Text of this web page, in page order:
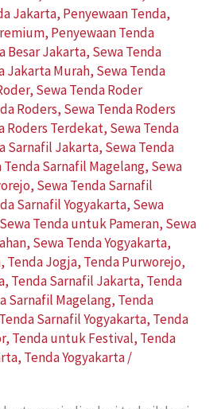
Jakarta, Penyewaan Tenda,
, Penyewaan Tenda
Besar Jakarta, Sewa Tenda
Jakarta Murah, Sewa Tenda
, Sewa Tenda Roder
Roders, Sewa Tenda Roders
Roders Terdekat, Sewa Tenda
Sarnafil Jakarta, Sewa Tenda
Tenda Sarnafil Magelang, Sewa
, Sewa Tenda Sarnafil
Sarnafil Yogyakarta, Sewa
Sewa Tenda untuk Pameran, Sewa
, Sewa Tenda Yogyakarta,
, Tenda Jogja, Tenda Purworejo,
, Tenda Sarnafil Jakarta, Tenda
Sarnafil Magelang, Tenda
Tenda Sarnafil Yogyakarta, Tenda
, Tenda untuk Festival, Tenda
, Tenda Yogyakarta/